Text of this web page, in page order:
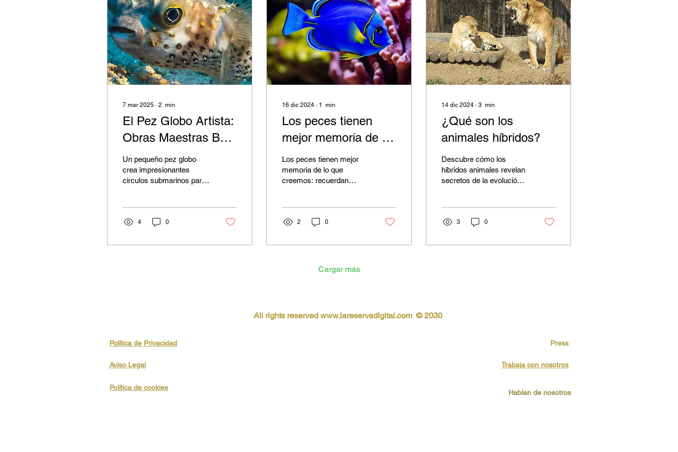
7 mar 2025 ∙ 2 min
El Pez Globo Artista:
Obras Maestras Bajo
el Mar
Un pequeño pez globo
crea impresionantes
círculos submarinos para
4 0
16 dic 2024 ∙ 1 min
Los peces tienen
mejor memoria de lo
que pensamos
Los peces tienen mejor
memoria de lo que
creemos: recuerdan
de orientación.
2 0
14 dic 2024 ∙ 3 min
¿Qué son los
animales híbridos?
Descubre cómo los
híbridos animales revelan
secretos de la evolución,
3 0
Cargar más
All rights reserved www.lareservadigital.com © 2030
Política de Privacidad
Aviso Legal
Política de cookies
Press
Trabaja con nosotros
Hablan de nosotros